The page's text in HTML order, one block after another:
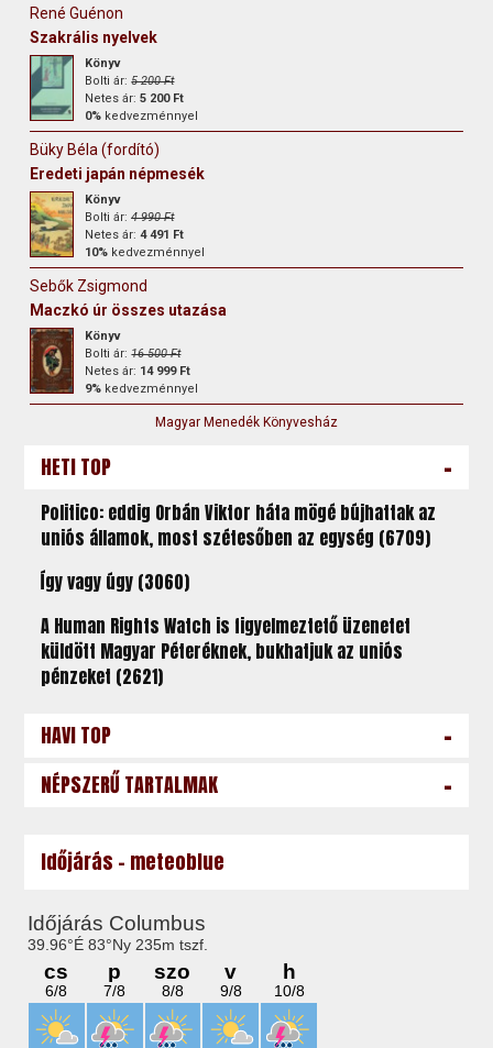
René Guénon
Szakrális nyelvek
Könyv
Bolti ár:5 200 Ft
Netes ár:5 200 Ft
0% kedvezménnyel
Büky Béla (fordító)
Eredeti japán népmesék
Könyv
Bolti ár:4 990 Ft
Netes ár:4 491 Ft
10% kedvezménnyel
Sebők Zsigmond
Maczkó úr összes utazása
Könyv
Bolti ár:16 500 Ft
Netes ár: 14 999 Ft
9% kedvezménnyel
Magyar Menedék Könyvesház
HETI TOP -
Politico: eddig Orbán Viktor háta mögé bújhattak az
uniós államok, most szétesőben az egység (6709)
Így vagy úgy (3060)
A Human Rights Watch is figyelmeztető üzenetet
küldött Magyar Péteréknek, bukhatjuk az uniós
pénzeket (2621)
HAVI TOP -
NÉPSZERŰ TARTALMAK -
Időjárás - meteoblue